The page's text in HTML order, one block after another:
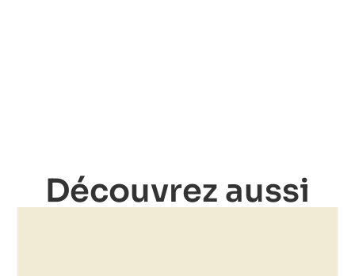
Découvrez aussi